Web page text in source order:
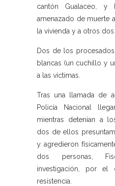
cantón Gualaceo, y
amenazado de muerte
la vivienda y a otros
Dos de los
blancas (un cuchillo y
a las víctimas.
Tras una llamada de
Policía Nacional
mientras detenían a
dos de ellos
y agredieron
dos personas,
investigación, por
resistencia.